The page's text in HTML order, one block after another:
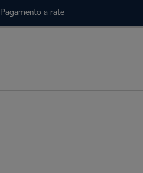
Pagamento a rate